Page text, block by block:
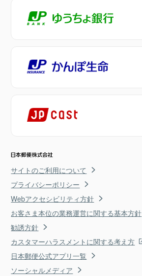
サイトのご利用について
プライバシーポリシー
Webアクセシビリティ方針
お客さま本位の業務運営に関する基本方針
勧誘方針
カスタマーハラスメントに関する考え方
日本郵便公式アプリ一覧
ソーシャルメディア